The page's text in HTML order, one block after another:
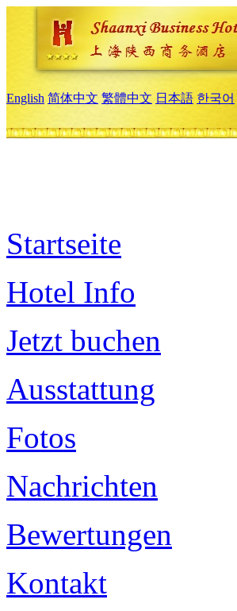
English 简体中文 繁體中文 日本語 한국어
Startseite
Hotel Info
Jetzt buchen
Ausstattung
Fotos
Nachrichten
Bewertungen
Kontakt